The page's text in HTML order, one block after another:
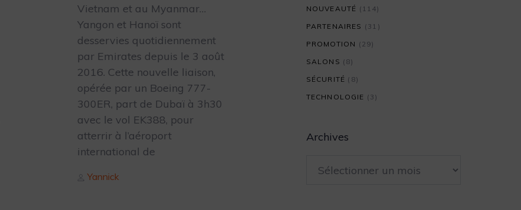
Vietnam et au Myanmar…
Yangon et Hanoï sont
desservies quotidiennement
par Emirates depuis le 3 août
2016. Cette nouvelle liaison,
opérée par un Boeing 777-
300ER, part de Dubaï à 3h30
avec le vol EK388, pour
atterrir à l’aéroport
international de
Author
Yannick
NOUVEAUTÉ (114)
PARTENAIRES (31)
PROMOTION (29)
SALONS (8)
SÉCURITÉ (8)
TECHNOLOGIE (3)
Archives